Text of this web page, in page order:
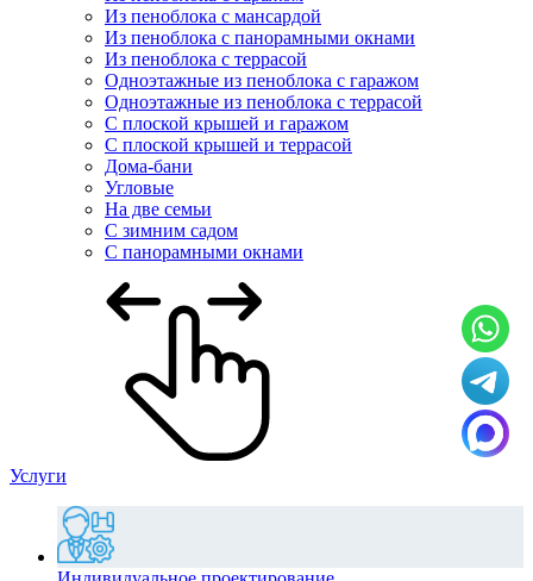
Из пеноблока с мансардой
Из пеноблока с панорамными окнами
Из пеноблока с террасой
Одноэтажные из пеноблока с гаражом
Одноэтажные из пеноблока с террасой
С плоской крышей и гаражом
С плоской крышей и террасой
Дома-бани
Угловые
На две семьи
С зимним садом
С панорамными окнами
Услуги